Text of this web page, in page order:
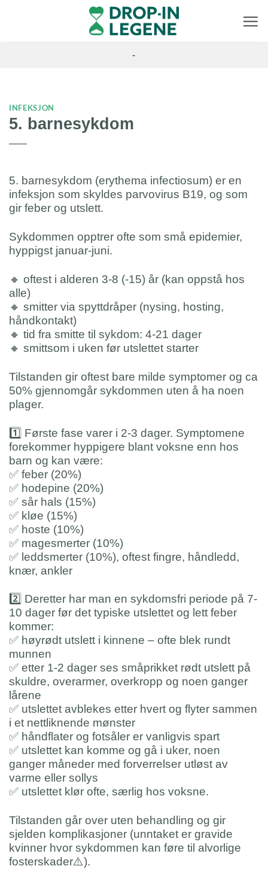
content
-
INFEKSJON
5. barnesykdom
5. barnesykdom (erythema infectiosum) er en
infeksjon som skyldes parvovirus B19, og som
gir feber og utslett.
Sykdommen opptrer ofte som små epidemier,
hyppigst januar-juni.
🔸 oftest i alderen 3-8 (-15) år (kan oppstå hos
alle)
🔸 smitter via spyttdråper (nysing, hosting,
håndkontakt)
🔸 tid fra smitte til sykdom: 4-21 dager
🔸 smittsom i uken før utslettet starter
Tilstanden gir oftest bare milde symptomer og ca
50% gjennomgår sykdommen uten å ha noen
plager.
1️⃣ Første fase varer i 2-3 dager. Symptomene
forekommer hyppigere blant voksne enn hos
barn og kan være:
✅ feber (20%)
✅ hodepine (20%)
✅ sår hals (15%)
✅ kløe (15%)
✅ hoste (10%)
✅ magesmerter (10%)
✅ leddsmerter (10%), oftest fingre, håndledd,
knær, ankler
2️⃣ Deretter har man en sykdomsfri periode på 7-
10 dager før det typiske utslettet og lett feber
kommer:
✅ høyrødt utslett i kinnene – ofte blek rundt
munnen
✅ etter 1-2 dager ses småprikket rødt utslett på
skuldre, overarmer, overkropp og noen ganger
lårene
✅ utslettet avblekes etter hvert og flyter sammen
i et nettliknende mønster
✅ håndflater og fotsåler er vanligvis spart
✅ utslettet kan komme og gå i uker, noen
ganger måneder med forverrelser utløst av
varme eller sollys
✅ utslettet klør ofte, særlig hos voksne.
Tilstanden går over uten behandling og gir
sjelden komplikasjoner (unntaket er gravide
kvinner hvor sykdommen kan føre til alvorlige
fosterskader⚠️).